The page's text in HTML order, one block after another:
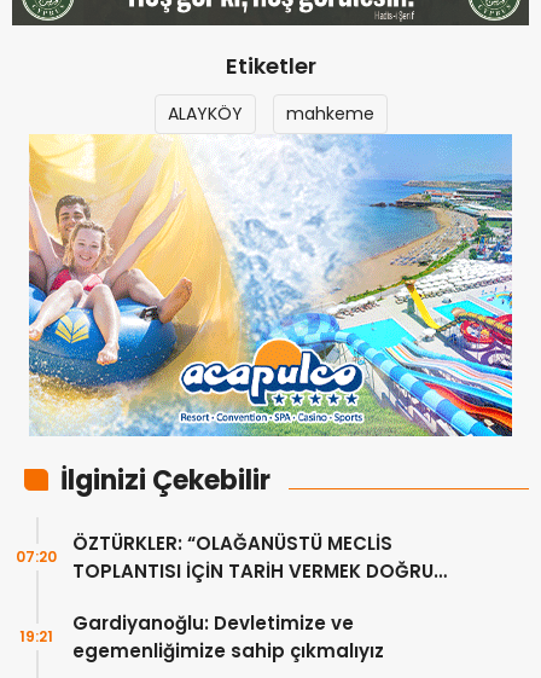
Etiketler
ALAYKÖY mahkeme
İlginizi Çekebilir
ÖZTÜRKLER: “OLAĞANÜSTÜ MECLİS
TOPLANTISI İÇİN TARİH VERMEK DOĞRU
07:20
Gardiyanoğlu: Devletimize ve
egemenliğimize sahip çıkmalıyız
19:21